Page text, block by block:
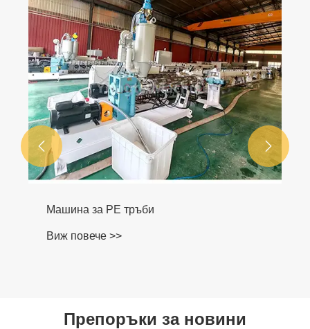
Машина за PE тръби
Виж повече >>
 
Препоръки за новини